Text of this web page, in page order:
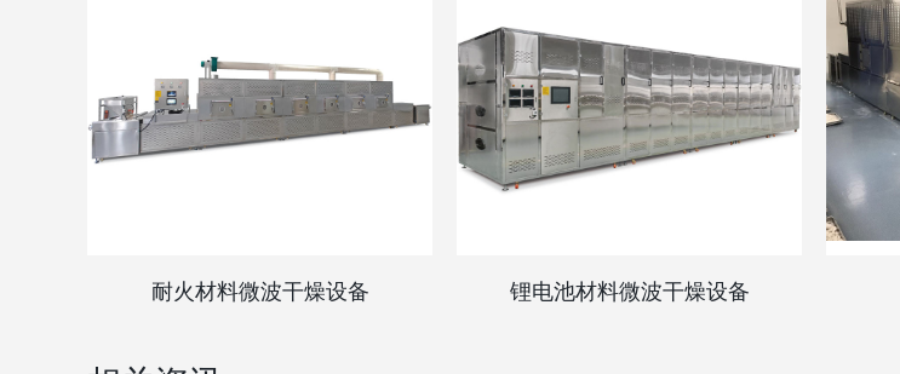
耐火材料微波干燥设备 锂电池材料微波干燥设备